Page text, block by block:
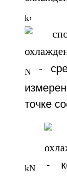
k,
N-
точке
kN-